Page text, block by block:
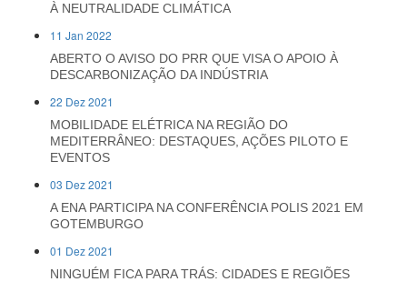
À NEUTRALIDADE CLIMÁTICA
11 Jan 2022
ABERTO O AVISO DO PRR QUE VISA O APOIO À
DESCARBONIZAÇÃO DA INDÚSTRIA
22 Dez 2021
MOBILIDADE ELÉTRICA NA REGIÃO DO
MEDITERRÂNEO: DESTAQUES, AÇÕES PILOTO E
EVENTOS
03 Dez 2021
A ENA PARTICIPA NA CONFERÊNCIA POLIS 2021 EM
GOTEMBURGO
01 Dez 2021
NINGUÉM FICA PARA TRÁS: CIDADES E REGIÕES